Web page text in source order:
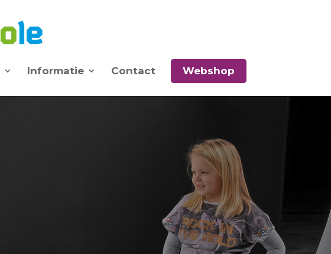
Informatie Contact Webshop